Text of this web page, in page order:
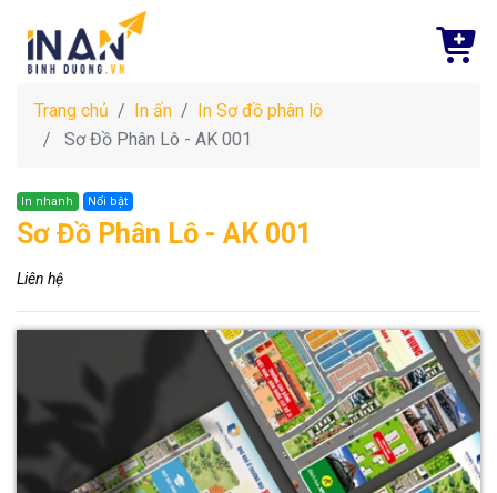
Trang chủ In ấn
In Sơ đồ phân lô
Sơ Đồ Phân Lô - AK 001
In nhanh Nổi bật
Sơ Đồ Phân Lô - AK 001
Liên hệ